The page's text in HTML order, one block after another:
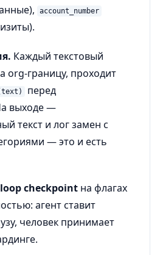
account_number
Каждый текстовый
org-границу, проходит
перед
выходе —
текст и лог замен с
— это и есть
checkpoint на флагах
агент ставит
человек принимает